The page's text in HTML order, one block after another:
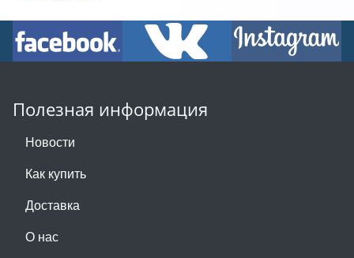
Полезная информация
Новости
Как купить
Доставка
О нас